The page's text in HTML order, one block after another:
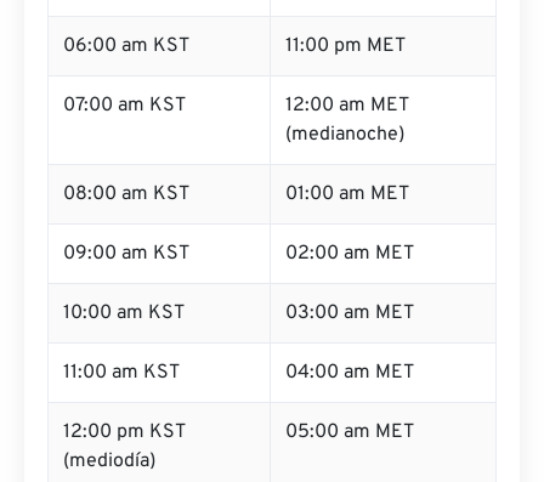
06:00 am KST 11:00 pm MET
07:00 am KST
12:00 am MET
(medianoche)
08:00 am KST 01:00 am MET
09:00 am KST 02:00 am MET
10:00 am KST 03:00 am MET
11:00 am KST 04:00 am MET
12:00 pm KST
(mediodía)
05:00 am MET